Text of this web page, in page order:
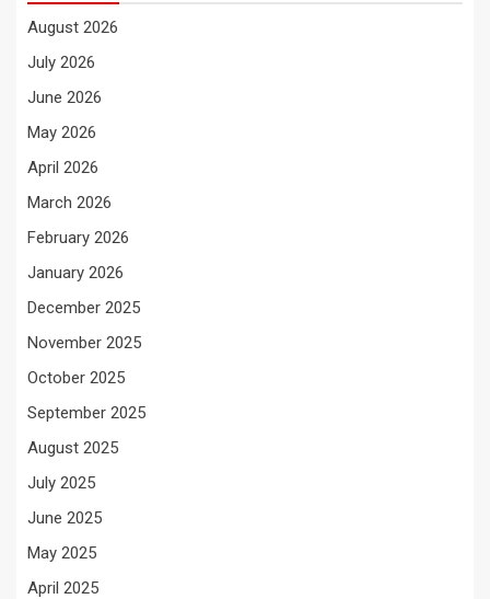
August 2026
July 2026
June 2026
May 2026
April 2026
March 2026
February 2026
January 2026
December 2025
November 2025
October 2025
September 2025
August 2025
July 2025
June 2025
May 2025
April 2025